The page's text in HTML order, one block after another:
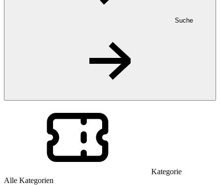
Suche
Kategorie
Alle Kategorien